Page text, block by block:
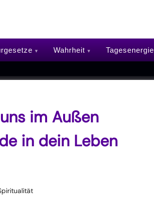
Wahrheit Tagesenergie
im Außen
in dein Leben